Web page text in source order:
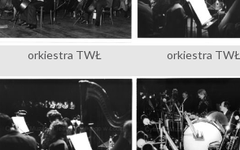
orkiestra TWŁ orkiestra TWŁ